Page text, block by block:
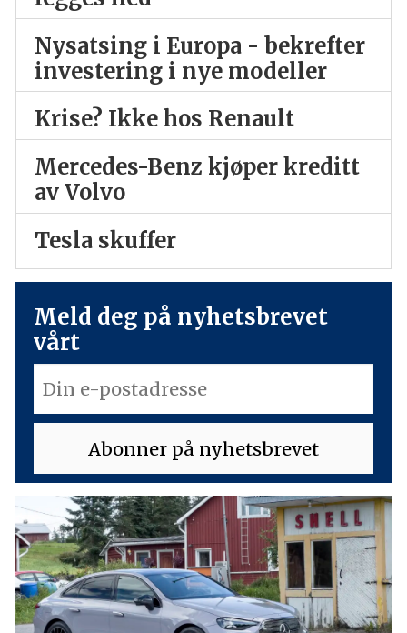
Nysatsing i Europa - bekrefter
investering i nye modeller
Krise? Ikke hos Renault
Mercedes-Benz kjøper kreditt
av Volvo
Tesla skuffer
Meld deg på nyhetsbrevet
vårt